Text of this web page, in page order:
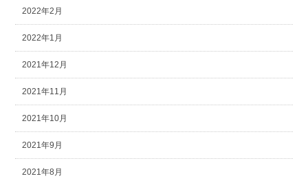
2022年2月
2022年1月
2021年12月
2021年11月
2021年10月
2021年9月
2021年8月